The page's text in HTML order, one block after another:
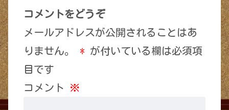
コメントをどうぞ
メールアドレスが公開されることはあ
りません。
* が付いている欄は必須項
目です
コメント ※